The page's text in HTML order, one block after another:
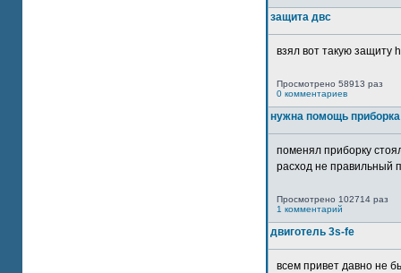
защита двс
взял вот такую защиту
Просмотрено 58913 раз
0 комментариев
нужна помощь
поменял приборку
расход не правильный
Просмотрено 102714 раз
1 комментарий
двиготель 3s-fe
всем привет давно не